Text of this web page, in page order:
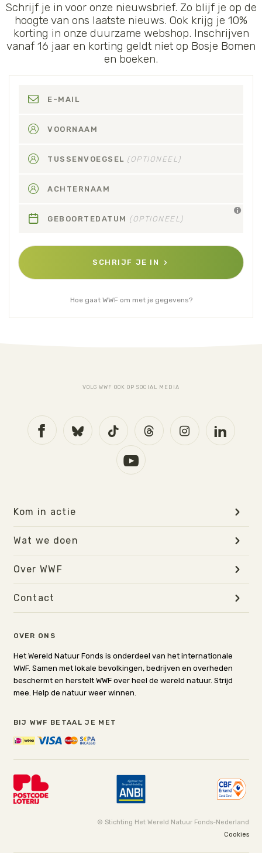
Schrijf je in voor onze nieuwsbrief. Zo blijf je op de
hoogte van ons laatste nieuws. Ook krijg je 10%
korting in onze duurzame webshop. Inschrijven
vanaf 16 jaar en korting geldt niet op Bosje Bomen
en boeken.
E-MAIL
VOORNAAM
TUSSENVOEGSEL (OPTIONEEL)
ACHTERNAAM
GEBOORTEDATUM (OPTIONEEL)
SCHRIJF JE IN
Hoe gaat WWF om met je gegevens?
VOLG WWF OOK OP SOCIAL MEDIA
OVER ONS
Het Wereld Natuur Fonds is onderdeel van het internationale
WWF. Samen met lokale bevolkingen, bedrijven en overheden
beschermt en herstelt WWF over heel de wereld natuur. Strijd
mee. Help de natuur weer winnen.
BIJ WWF BETAAL JE MET
Kom in actie
Wat we doen
Over WWF
Contact
© Stichting Het Wereld Natuur Fonds-Nederland
Cookies